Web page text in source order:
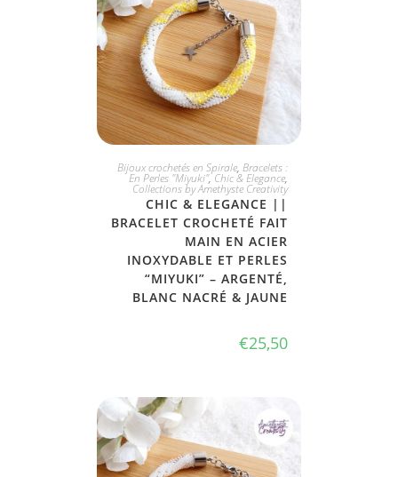
JE L'ADOPTE
Bijoux crochetés en Spirale, Bracelets :
En Perles "Miyuki",Chic & Elegance,
Collections by Amethyste Creativity
CHIC & ELEGANCE ||
BRACELET CROCHETÉ FAIT
MAIN EN ACIER
INOXYDABLE ET PERLES
“MIYUKI” – ARGENTÉ,
BLANC NACRÉ & JAUNE
€25,50